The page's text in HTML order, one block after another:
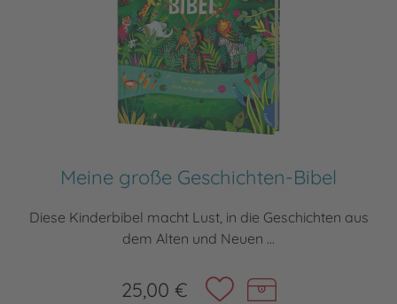
Meine große Geschichten-Bibel
Diese Kinderbibel macht Lust, in die Geschichten aus
dem Alten und Neuen ...
25,00 €